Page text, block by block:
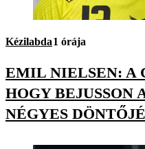
Kézilabda1 órája
EMIL NIELSEN: A
HOGY BEJUSSON
NÉGYES